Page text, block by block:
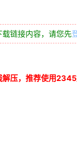
链接内容，请您先
压，推荐使用 2345